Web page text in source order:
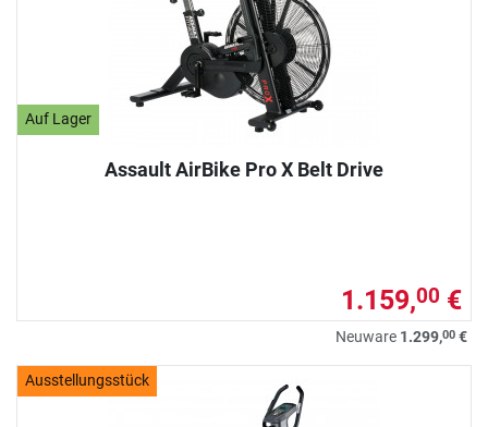
Auf Lager
Assault AirBike Pro X Belt Drive
1.159,00 €
Neuware 1.299,00 €
Ausstellungsstück